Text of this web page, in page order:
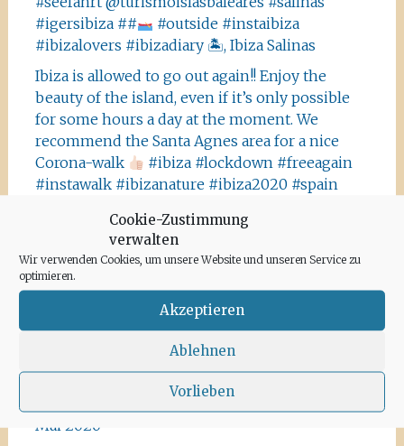
Cookie-Zustimmung
verwalten
Wir verwenden Cookies, um unsere Website und unseren Service zu
optimieren.
Akzeptieren
Ablehnen
Vorlieben
#igersibiza ##
#outside #instaibiza
#ibizalovers #ibizadiary 🏝, Ibiza Salinas
Ibiza is allowed to go out again!! Enjoy the
beauty of the island, even if it’s only possible
for some hours a day at the moment. We
recommend the Santa Agnes area for a nice
Corona-walk
#ibiza #lockdown #freeagain
#instawalk #ibizanature #ibiza2020 #spain
#enjoylife #ibizadiary, Santa Agnès de Corona
Mai 2020